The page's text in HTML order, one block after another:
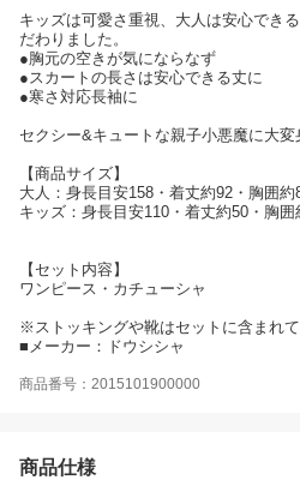
キッズは可愛さ重視、大人は安心でき
だわりました。
●胸元の空きが気にならなず
●スカートの長さは安心できる丈に
●寒さ対応長袖に
セクシー&キュートな親子小悪魔に大変
【商品サイズ】
大人：身長目安158・着丈約92・胸囲約
キッズ：身長目安110・着丈約50・胸囲
【セット内容】
ワンピース・カチューシャ
※ストッキングや靴はセットに含まれて
■メーカー：ドウシシャ
商品番号：2015101900000
商品仕様